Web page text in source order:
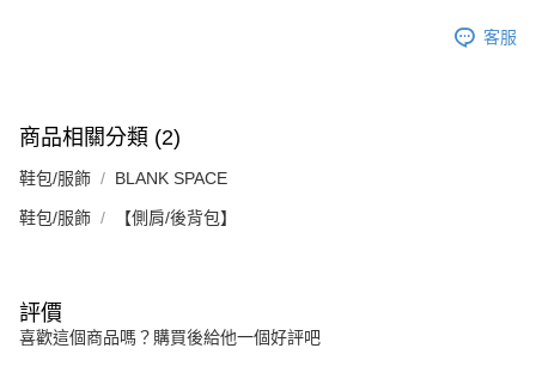
客服
商品相關分類 (2)
鞋包/服飾 BLANK SPACE
鞋包/服飾 【側肩/後背包】
評價
喜歡這個商品嗎？購買後給他一個好評吧